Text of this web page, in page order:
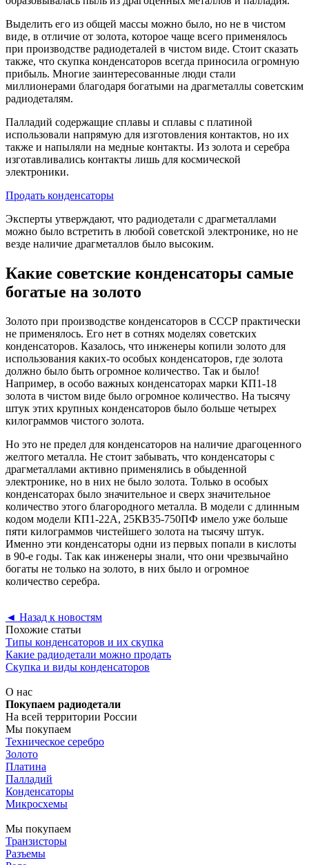
Выделить его из общей массы можно было, но не в чистом
виде, в отличие от золота, которое чаще всего применялось
при производстве радиодеталей в чистом виде. Стоит сказать
также, что скупка конденсаторов всегда приносила огромную
прибыль. Многие заинтересованные люди стали
миллионерами благодаря богатыми на драгметаллы советским
радиодеталям.
Палладий содержащие сплавы и сплавы с платиной
использовали напрямую для изготовления контактов, но их
также и напыляли на медные контакты. Из золота и серебра
изготавливались контакты лишь для космической
электроники.
Продать конденсаторы
Эксперты утверждают, что радиодетали с драгметаллами
можно было встретить в любой советской электронике, но не
везде наличие драгметаллов было высоким.
Какие советские конденсаторы самые
богатые на золото
Золото при производстве конденсаторов в СССР практически
не применялось. Его нет в сотнях моделях советских
конденсаторов. Казалось, что инженеры копили золото для
использования каких-то особых конденсаторов, где золота
должно было быть огромное количество. Так и было!
Например, в особо важных конденсаторах марки КП1-18
золота в чистом виде было огромное количество. На тысячу
штук этих крупных конденсаторов было больше четырех
килограммов чистого золота.
Но это не предел для конденсаторов на наличие драгоценного
желтого металла. Не стоит забывать, что конденсаторы с
драгметаллами активно применялись в обыденной
электронике, но в них не было золота. Только в особых
конденсаторах было значительное и сверх значительное
количество этого благородного металла. В модели с длинным
кодом модели КП1-22А, 25КВ35-750ПФ имело уже больше
пяти килограммов чистейшего золота на тысячу штук.
Именно эти конденсаторы одни из первых попали в кислоты
в 90-е годы. Так как инженеры знали, что они чрезвычайно
богаты не только на золото, в них было и огромное
количество серебра.
◄ Назад к новостям
Похожие статьи
Типы конденсаторов и их скупка
Какие радиодетали можно продать
Скупка и виды конденсаторов
О нас
Покупаем радиодетали
На всей территории России
Мы покупаем
Техническое серебро
Золото
Платина
Палладий
Конденсаторы
Микросхемы
Мы покупаем
Транзисторы
Разъемы